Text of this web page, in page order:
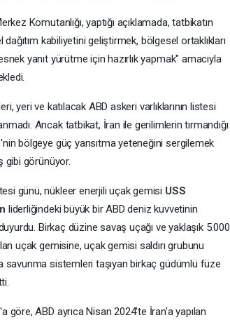
Komutanlığı, yaptığı açıklamada, tatbikatın
dağıtım kabiliyetini geliştirmek, bölgesel ortaklıkları
yanıt yürütme için hazırlık yapmak" amacıyla
yeri ve katılacak ABD askeri varlıklarının listesi
Ancak tatbikat, İran ile gerilimlerin tırmandığı
bölgeye güç yansıtma yeteneğini sergilemek
gibi görünüyor.
günü, nükleer enerjili uçak gemisi USS
liderliğindeki büyük bir ABD deniz kuvvetinin
Birkaç düzine savaş uçağı ve yaklaşık 5.000
uçak gemisine, uçak gemisi saldırı grubunu
savunma sistemleri taşıyan birkaç güdümlü füze
göre, ABD ayrıca Nisan 2024'te İran'a yapılan